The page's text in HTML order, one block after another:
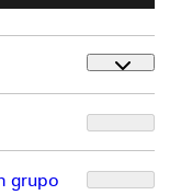
grupo